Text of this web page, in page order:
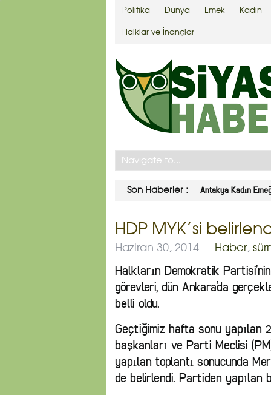
Politika Dünya Emek Kadın
Halklar ve İnançlar
Son Haberler : Antakya Kadın
HDP MYK’si
Haziran 30, 2014 - Haber,
Halkların Demokratik
görevleri, dün Ankara’da
belli oldu.
Geçtiğimiz hafta sonu yapılan
başkanları ve Parti Meclisi
yapılan toplantı sonucunda
de belirlendi. Partiden yapılan